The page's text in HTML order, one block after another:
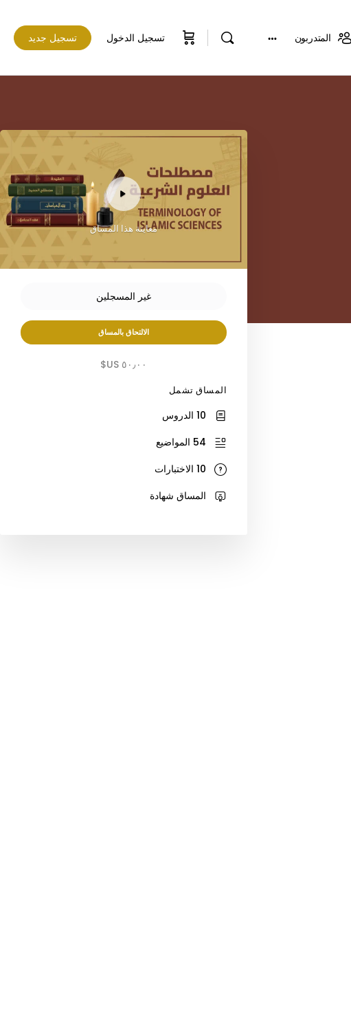
المتدربون تسجيل الدخول تسجيل جديد
معاينة هذا المساق
غير المسجلين
الالتحاق بالمساق
٥٠٫٠٠ US$
المساق تشمل
10 الدروس
54 المواضيع
10 الاختبارات
المساق شهادة